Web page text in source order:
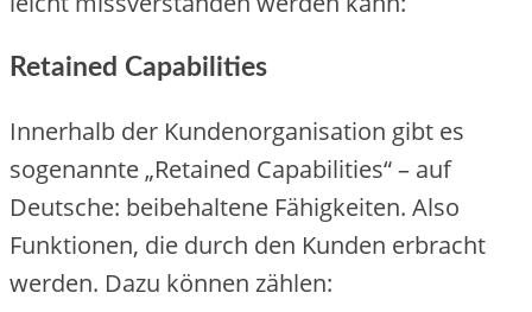
Retained Capabilities
Innerhalb der Kundenorganisation gibt es
sogenannte „Retained Capabilities“ – auf
Deutsche: beibehaltene Fähigkeiten. Also
Funktionen, die durch den Kunden erbracht
werden. Dazu können zählen: